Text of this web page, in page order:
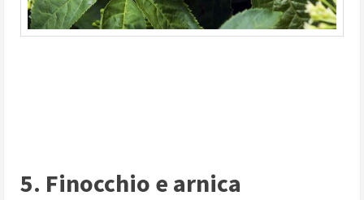
5. Finocchio e arnica